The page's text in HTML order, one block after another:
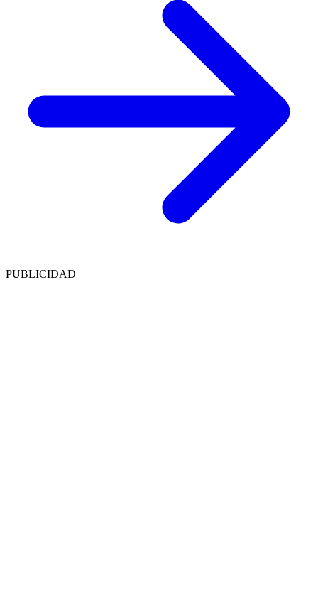
PUBLICIDAD